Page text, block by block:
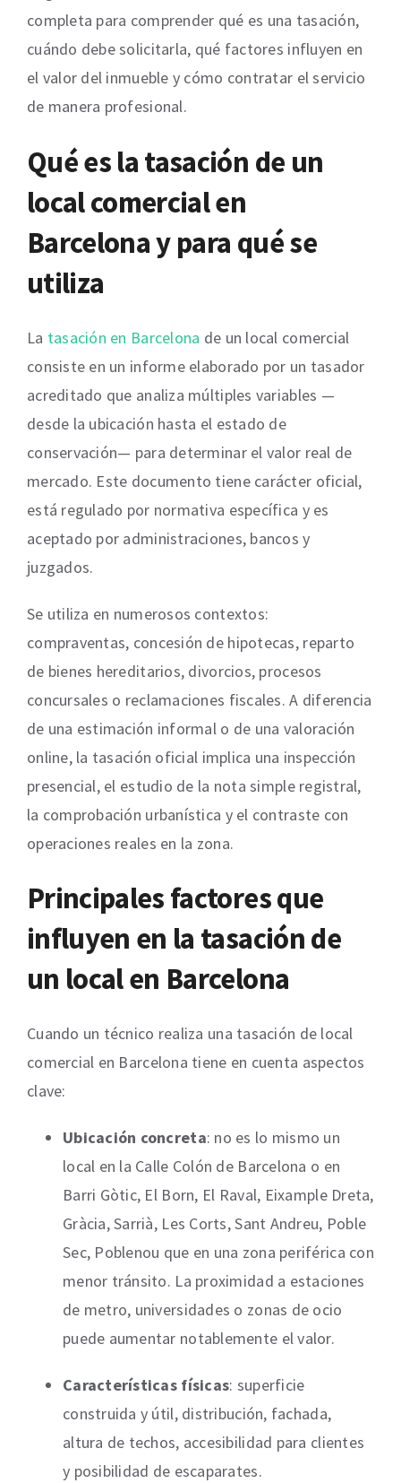
completa para comprender qué es una tasación,
cuándo debe solicitarla, qué factores influyen en
el valor del inmueble y cómo contratar el servicio
de manera profesional.
Qué es la tasación de un
local comercial en
Barcelona y para qué se
utiliza
La tasación en Barcelona de un local comercial
consiste en un informe elaborado por un tasador
acreditado que analiza múltiples variables —
desde la ubicación hasta el estado de
conservación— para determinar el valor real de
mercado. Este documento tiene carácter oficial,
está regulado por normativa específica y es
aceptado por administraciones, bancos y
juzgados.
Se utiliza en numerosos contextos:
compraventas, concesión de hipotecas, reparto
de bienes hereditarios, divorcios, procesos
concursales o reclamaciones fiscales. A diferencia
de una estimación informal o de una valoración
online, la tasación oficial implica una inspección
presencial, el estudio de la nota simple registral,
la comprobación urbanística y el contraste con
operaciones reales en la zona.
Principales factores que
influyen en la tasación de
un local en Barcelona
Cuando un técnico realiza una tasación de local
comercial en Barcelona tiene en cuenta aspectos
clave:
Ubicación concreta: no es lo mismo un
local en la Calle Colón de Barcelona o en
Barri Gòtic, El Born, El Raval, Eixample Dreta,
Gràcia, Sarrià, Les Corts, Sant Andreu, Poble
Sec, Poblenou que en una zona periférica con
menor tránsito. La proximidad a estaciones
de metro, universidades o zonas de ocio
puede aumentar notablemente el valor.
Características físicas: superficie
construida y útil, distribución, fachada,
altura de techos, accesibilidad para clientes
y posibilidad de escaparates.